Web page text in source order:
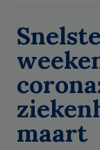
Snelste
maart